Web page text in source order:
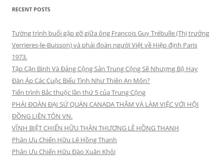
RECENT POSTS
Tường trình buổi gặp gỡ giữa ông François Guy Trébulle (Thị trưởng
Verrieres-le-Buisson) và phái đoàn người Việt về Hiệp định Paris
1973.
Tập Cận Bình Và Đảng Cộng Sản Trung Cộng Sẽ Nhượng Bộ Hay
Đàn Áp Các Cuộc Biểu Tình Như Thiên An Môn?
Tiến trình Bắc thuộc lần thứ 5 của Trung Cộng
PHÁI ĐOÀN ĐẠI SỨ QUÁN CANADA THĂM VÀ LÀM VIỆC VỚI HỘI
ĐỒNG LIÊN TÔN VN.
VĨNH BIỆT CHIẾN HỮU THÂN THƯƠNG LÊ HỒNG THANH
Phân Ưu Chiến Hữu Lê Hồng Thanh
Phân Ưu Chiến Hữu Đào Xuân Khôi